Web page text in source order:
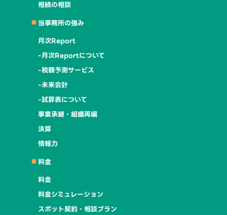
相続の相談
当事務所の強み
月次Report
-月次Reportについて
-税額予測サービス
-未来会計
-試算表について
事業承継・組織再編
決算
情報力
料金
料金
料金シミュレーション
スポット契約・相談プラン